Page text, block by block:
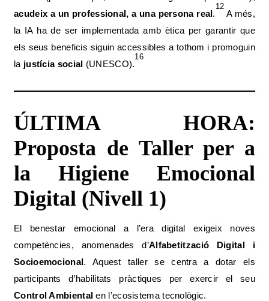
acudeix a un professional, a una persona real.
12
A més,
la IA ha de ser implementada amb ètica per garantir que
els seus beneficis siguin accessibles a tothom i promoguin
la justícia social (UNESCO).
16
ÚLTIMA HORA:
Proposta de Taller per a
la Higiene Emocional
Digital (Nivell 1)
El benestar emocional a l’era digital exigeix noves
competències, anomenades d’Alfabetització Digital i
Socioemocional. Aquest taller se centra a dotar els
participants d’habilitats pràctiques per exercir el seu
Control Ambiental en l’ecosistema tecnològic.